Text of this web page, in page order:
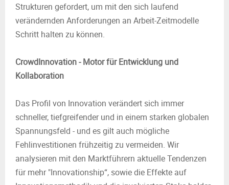
Strukturen gefordert, um mit den sich laufend
verändernden Anforderungen an Arbeit-Zeitmodelle
Schritt halten zu können.
CrowdInnovation - Motor für Entwicklung und
Kollaboration
Das Profil von Innovation verändert sich immer
schneller, tiefgreifender und in einem starken globalen
Spannungsfeld - und es gilt auch mögliche
Fehlinvestitionen frühzeitig zu vermeiden. Wir
analysieren mit den Marktführern aktuelle Tendenzen
für mehr "Innovationship“, sowie die Effekte auf